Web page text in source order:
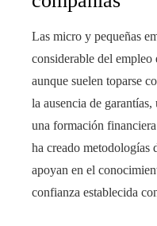
Las micro y pequeñas
considerable del empleo
aunque suelen toparse
la ausencia de
una formación
ha creado metodologías
apoyan en el
confianza establecida